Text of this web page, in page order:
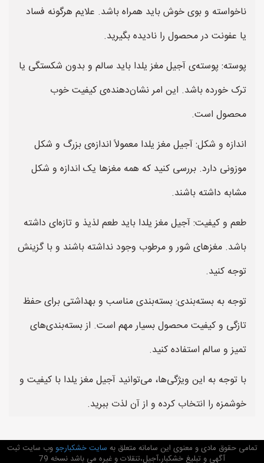
ناخواسته و بوی خوش باید همراه باشد. علایم هرگونه فساد
یا عفونت در محصول را نادیده بگیرید.
پوسته: پوسته‌ی آجیل مغز یلدا باید سالم و بدون شکستگی یا
ترک خورده باشد. این امر نشان‌دهنده‌ی کیفیت خوب
محصول است.
اندازه و شکل: آجیل مغز یلدا معمولاً اندازه‌ی بزرگ و شکل
موزونی دارد. بررسی کنید که همه مغزها یک اندازه و شکل
مشابه داشته باشند.
طعم و کیفیت: آجیل مغز یلدا باید طعم لذیذ و تازه‌ای داشته
باشد. مغزهای شور و مرطوب وجود نداشته باشند و با گزینش
توجه کنید.
توجه به بسته‌بندی: بسته‌بندی مناسب و بهداشتی برای حفظ
تازگی و کیفیت محصول بسیار مهم است. از بسته‌بندی‌های
تمیز و سالم استفاده کنید.
با توجه به این ویژگی‌ها، می‌توانید آجیل مغز یلدا با کیفیت و
خوشمزه را انتخاب کرده و از آن لذت ببرید.
تمامی حقوق مادی و معنوی این سامانه متعلق به سایت خشکبارجووب سایت ثبت
آگهی و تبلیغ خشکبار،آجیل،تنقلات و غیره می باشد نسخه 79